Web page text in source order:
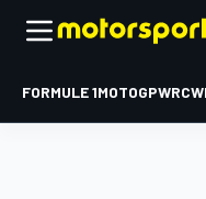
FORMULE 1MOTOGPWRC